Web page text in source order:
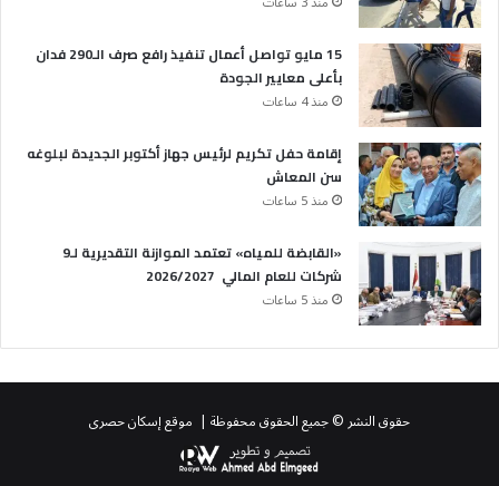
15 مايو تواصل أعمال تنفيذ رافع صرف الـ290 فدان
بأعلى معايير الجودة
منذ 4 ساعات
إقامة حفل تكريم لرئيس جهاز أكتوبر الجديدة لبلوغه
سن المعاش
منذ 5 ساعات
«القابضة للمياه» تعتمد الموازنة التقديرية لـ9
شركات للعام المالي 2026/2027
منذ 5 ساعات
حقوق النشر © جميع الحقوق محفوظة | موقع إسكان حصرى